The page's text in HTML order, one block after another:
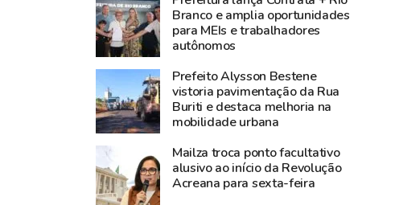
produção
agropecuária
do
Acre
registra
alta
de
2,3%
na
atividade
econômica
Branco e amplia oportunidades
para MEIs e trabalhadores
autônomos
Prefeito Alysson Bestene
vistoria pavimentação da Rua
Buriti e destaca melhoria na
mobilidade urbana
Mailza troca ponto facultativo
alusivo ao início da Revolução
Acreana para sexta-feira